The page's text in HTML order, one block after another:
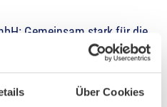
Über Cookies
Gemeinsam stark für die